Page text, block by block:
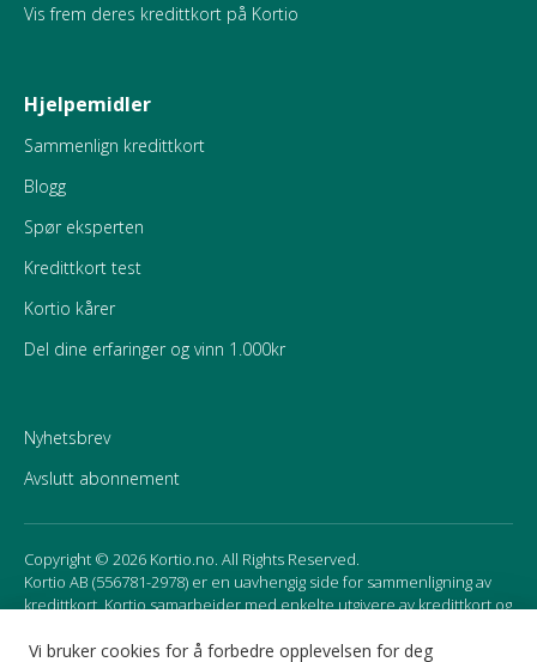
Vi bruker cookies for å forbedre opplevelsen for deg
Vis frem deres kredittkort på Kortio
Hjelpemidler
Sammenlign kredittkort
Blogg
Spør eksperten
Kredittkort test
Kortio kårer
Del dine erfaringer og vinn 1.000kr
Nyhetsbrev
Avslutt abonnement
Copyright © 2026 Kortio.no. All Rights Reserved.
Kortio AB (556781-2978) er en uavhengig side for sammenligning av
kredittkort. Kortio samarbeider med enkelte utgivere av kredittkort og
rekkefølgen av kortene som presenteres på siden.